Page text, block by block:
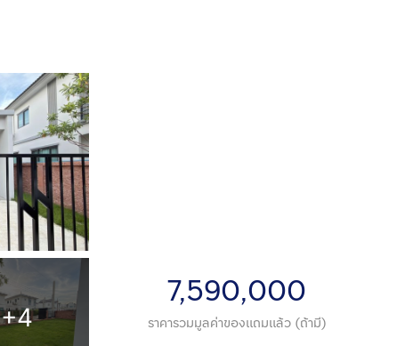
+4
7,590,000
ราคารวมมูลค่าของแถมแล้ว (ถ้ามี)